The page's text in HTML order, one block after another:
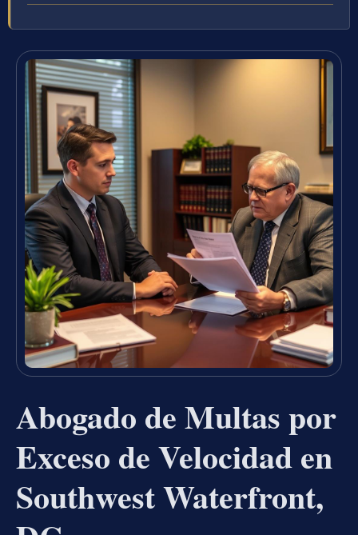
Abogado de Multas por
Exceso de Velocidad en
Southwest Waterfront,